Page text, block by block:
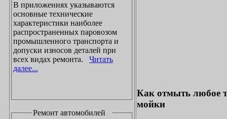
В приложениях указываются
основные технические
характеристики наиболее
распространенных паровозом
промышленного транспорта и
допуски износов деталей при
всех видах ремонта. Читать
далее...
Ремонт автомобилей
Как отмыть любое
мойки